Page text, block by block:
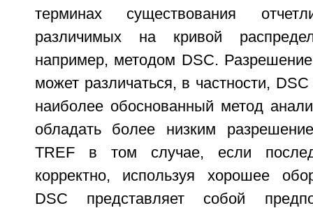
терминах существования
различимых на кривой
например, методом DSC.
может различаться, в частности,
наиболее обоснованный метод
обладать более низким
TREF в том случае, если
корректно, используя хорошее
DSC представляет собой